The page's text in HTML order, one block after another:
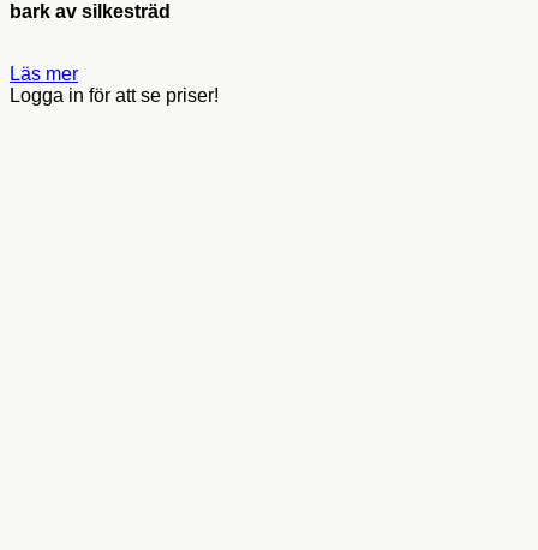
bark av silkesträd
Läs mer
Logga in för att se priser!